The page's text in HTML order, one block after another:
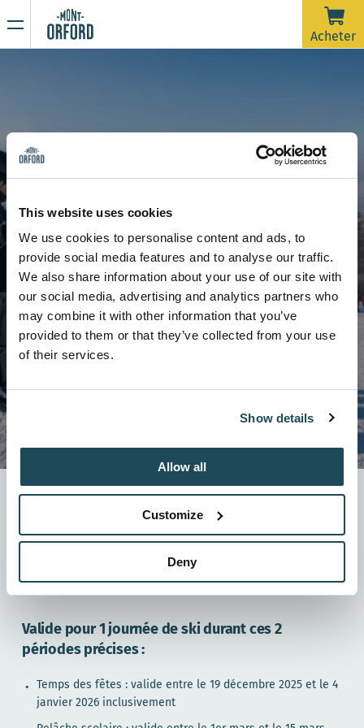
This website uses cookies
We use cookies to personalise content and ads, to
provide social media features and to analyse our traffic.
We also share information about your use of our site with
our social media, advertising and analytics partners who
may combine it with other information that you’ve
provided to them or that they’ve collected from your use
of their services.
Show details
Allow all
Customize
Deny
Acheter
Forfait Famille
Afin de célébrer le ski en famille, le Forfait Famille
grandes familles qui souhaitent passer de beaux
moments sur les pistes !
Il est possible de moduler votre forfait selon le nombre
d’adultes et d’enfants de votre famille.
Valide pour 1 journée de ski durant ces 2
périodes précises :
Temps des fêtes : valide entre le 19 décembre 2025 et le 4
janvier 2026 inclusivement
La saison 2025-26 est officiellement terminée.
Malheureusement, avec la pluie de la dernière semaine et
prévue jusqu'à samedi matin, les pistes nécessiteraient
grand merci à tous les skieurs qui nous ont accompagnés
durant ces plus de 120 jours d'ouverture cette saison.
maintenant fermée à toute activité sportive incluant la
Restez à l’affût de nos prochaines communications pour
connaître la date d’ouverture de la saison estivale de
randonnée.
Merci de votre compréhension et à l'an prochain !